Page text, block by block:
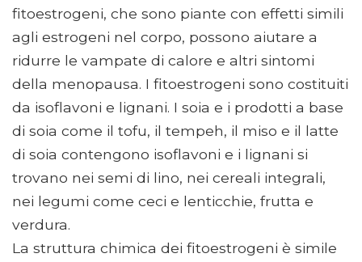
fitoestrogeni, che sono piante con effetti simili
agli estrogeni nel corpo, possono aiutare a
ridurre le vampate di calore e altri sintomi
della menopausa. I fitoestrogeni sono costituiti
da isoflavoni e lignani. I soia e i prodotti a base
di soia come il tofu, il tempeh, il miso e il latte
di soia contengono isoflavoni e i lignani si
trovano nei semi di lino, nei cereali integrali,
nei legumi come ceci e lenticchie, frutta e
verdura.
La struttura chimica dei fitoestrogeni è simile